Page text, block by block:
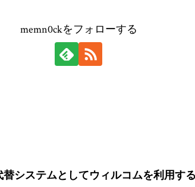
memn0ckをフォローする
替システムとしてウィルコムを利用す